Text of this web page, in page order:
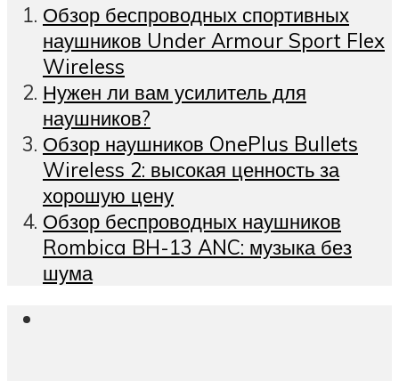
Обзор беспроводных спортивных
наушников Under Armour Sport Flex
Wireless
Нужен ли вам усилитель для
наушников?
Обзор наушников OnePlus Bullets
Wireless 2: высокая ценность за
хорошую цену
Обзор беспроводных наушников
Rombica BH-13 ANC: музыка без
шума